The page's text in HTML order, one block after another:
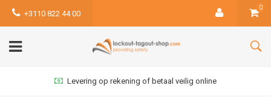
+3110 822 44 00
0
Levering op rekening of betaal veilig online